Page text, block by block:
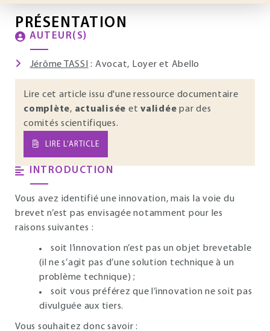
PRÉSENTATION
AUTEUR(S)
Jérôme TASSI : Avocat, Loyer et Abello
Lire cet article issu d'une ressource documentaire
complète, actualisée et validée par des
comités scientifiques.
LIRE L’ARTICLE
INTRODUCTION
Vous avez identifié une innovation, mais la voie du
brevet n’est pas envisagée notamment pour les
raisons suivantes :
soit l’innovation n’est pas un objet brevetable
(il ne s’agit pas d’une solution technique à un
problème technique) ;
soit vous préférez que l’innovation ne soit pas
divulguée aux tiers.
Vous souhaitez donc savoir :